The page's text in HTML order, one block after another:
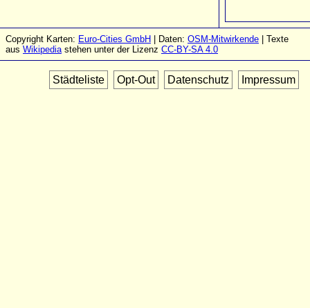
Copyright Karten: Euro-Cities GmbH | Daten: OSM-Mitwirkende | Texte
aus Wikipediastehen unter der Lizenz CC-BY-SA 4.0
Städteliste Opt-Out Datenschutz Impressum